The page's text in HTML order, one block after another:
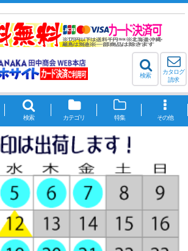
検索
カタログ
請求
検索 カテゴリ 特集 その他